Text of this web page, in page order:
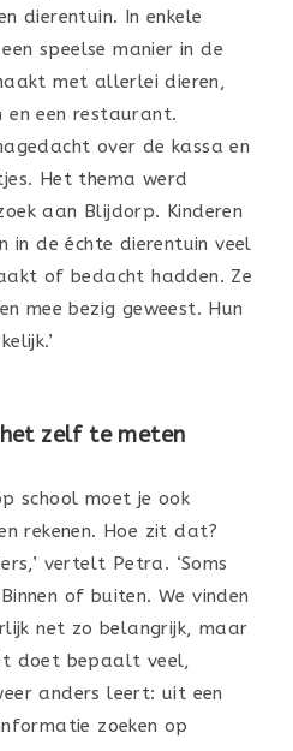
dierentuin. In enkele
speelse manier in de
met allerlei dieren,
en een restaurant.
over de kassa en
Het thema werd
aan Blijdorp. Kinderen
in de échte dierentuin veel
of bedacht hadden. Ze
mee bezig geweest. Hun
zelf te meten
school moet je ook
rekenen. Hoe zit dat?
vertelt Petra. ‘Soms
of buiten. We vinden
net zo belangrijk, maar
doet bepaalt veel,
anders leert: uit een
zoeken op